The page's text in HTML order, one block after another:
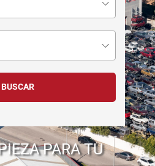
PARA TU